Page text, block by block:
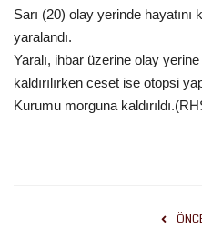
Galeriler
Yaşam
Sarı (20) olay yerinde
yaralandı.
Yaralı, ihbar üzerine olay
kaldırılırken ceset ise otopsi
Kurumu morguna